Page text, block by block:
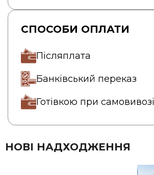
СПОСОБИ ОПЛАТИ
Післяплата
Банківський переказ
Готівкою при самовивозі
НОВІ НАДХОДЖЕННЯ